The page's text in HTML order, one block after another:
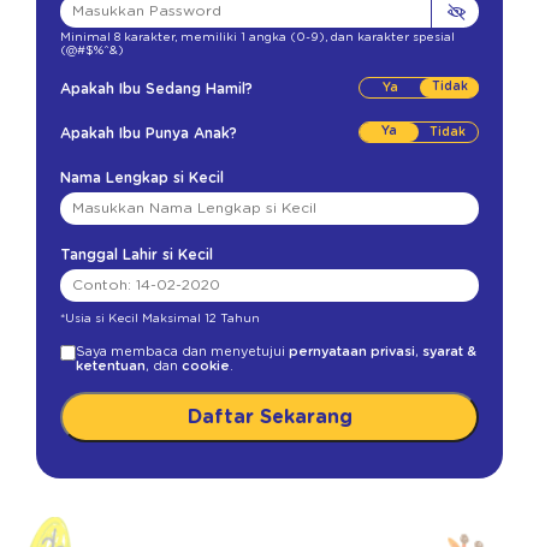
Minimal 8 karakter, memiliki 1 angka (0-9) , dan karakter spesial
(@#$%^&)
Apakah Ibu Sedang Hamil? Tidak
Apakah Ibu Punya Anak? Ya
Nama Lengkap si Kecil
Tanggal Lahir si Kecil
*Usia si Kecil Maksimal 12 Tahun
Saya membaca dan menyetujui pernyataan privasi, syarat &
ketentuan, dan cookie
Daftar Sekarang